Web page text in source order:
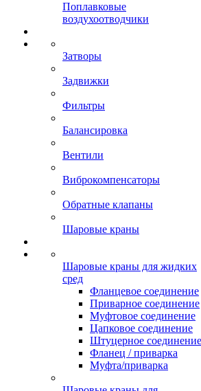
Поплавковые
воздухоотводчики
Затворы
Задвижки
Фильтры
Балансировка
Вентили
Виброкомпенсаторы
Обратные клапаны
Шаровые краны
Шаровые краны для жидких
сред
Фланцевое соединение
Приварное соединение
Муфтовое соединение
Цапковое соединение
Штуцерное соединение
Фланец / приварка
Муфта/приварка